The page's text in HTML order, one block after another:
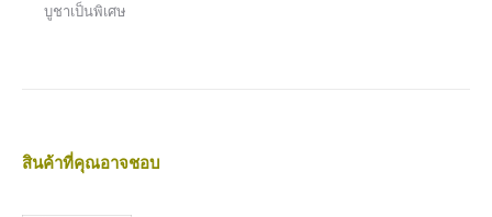
บูชาเป็นพิเศษ
สินค้าที่คุณอาจชอบ